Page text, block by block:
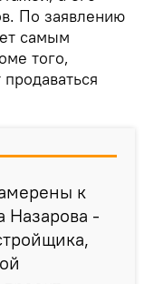
По заявлению
самым
того,
к
Назарова -